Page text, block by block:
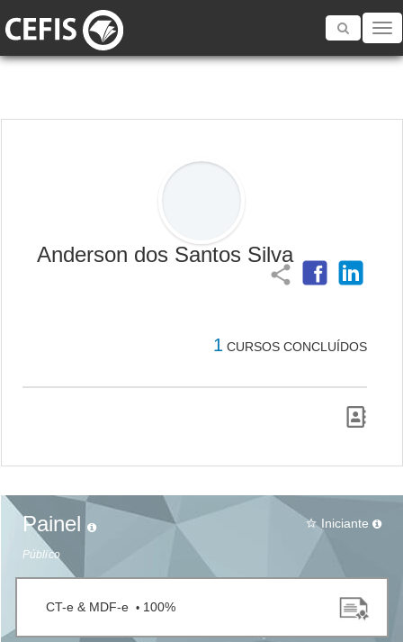
Toggle
Anderson dos Santos Silva
share
1 CURSOS CONCLUÍDOS
Painel
Público
star_border Iniciante
CT-e & MDF-e • 100%